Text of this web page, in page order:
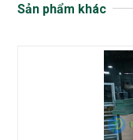
Sản phẩm khác